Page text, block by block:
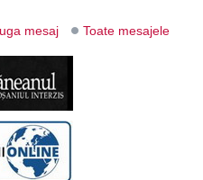
mesaj Toate mesajele